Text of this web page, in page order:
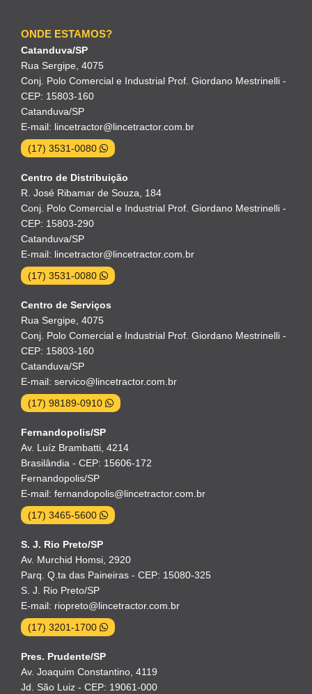
ONDE ESTAMOS?
Catanduva/SP
Rua Sergipe, 4075
Conj. Polo Comercial e Industrial Prof. Giordano Mestrinelli -
CEP: 15803-160
Catanduva/SP
E-mail: lincetractor@lincetractor.com.br
(17) 3531-0080
Centro de Distribuição
R. José Ribamar de Souza, 184
Conj. Polo Comercial e Industrial Prof. Giordano Mestrinelli -
CEP: 15803-290
Catanduva/SP
E-mail: lincetractor@lincetractor.com.br
(17) 3531-0080
Centro de Serviços
Rua Sergipe, 4075
Conj. Polo Comercial e Industrial Prof. Giordano Mestrinelli -
CEP: 15803-160
Catanduva/SP
E-mail: servico@lincetractor.com.br
(17) 98189-0910
Fernandopolis/SP
Av. Luíz Brambatti, 4214
Brasilândia - CEP: 15606-172
Fernandopolis/SP
E-mail: fernandopolis@lincetractor.com.br
(17) 3465-5600
S. J. Rio Preto/SP
Av. Murchid Homsi, 2920
Parq. Q.ta das Paineiras - CEP: 15080-325
S. J. Rio Preto/SP
E-mail: riopreto@lincetractor.com.br
(17) 3201-1700
Pres. Prudente/SP
Av. Joaquim Constantino, 4119
Jd. São Luiz - CEP: 19061-000